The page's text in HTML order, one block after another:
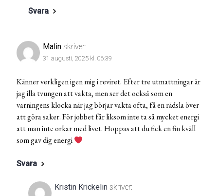
Svara
Malin skriver:
31 augusti, 2025 kl. 06:39
Känner verkligen igen mig i reviret. Efter tre utmattningar är
jag illa tvungen att vakta, men ser det också som en
varningens klocka när jag börjar vakta ofta, få en rädsla över
att göra saker. För jobbet får liksom inte ta så mycket energi
att man inte orkar med livet. Hoppas att du fick en fin kväll
som gav dig energi
Svara
Kristin Krickelin skriver: